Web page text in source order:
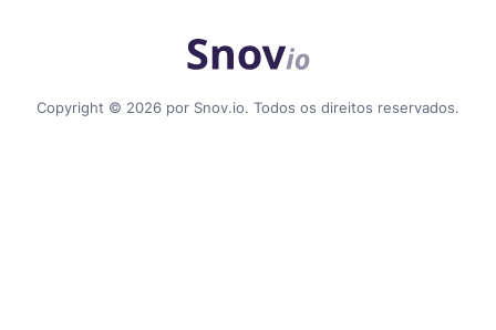
Copyright © 2026 por Snov.io. Todos os direitos reservados.